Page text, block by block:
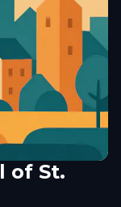
of St.